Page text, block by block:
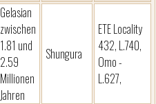
Gelasian
zwischen
1.81 und
2.59
Millionen
Jahren
Shungura
ETE Locality
432, L.740,
Omo -
L.627,